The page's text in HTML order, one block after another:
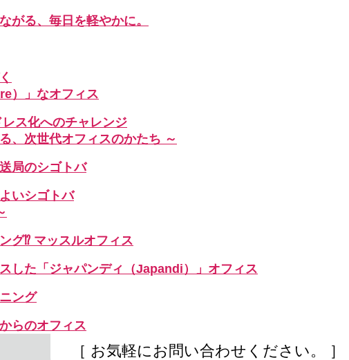
がる、毎日を軽やかに。
）」なオフィス
ス化へのチャレンジ
、次世代オフィスのかたち ～
局のシゴトバ
いシゴトバ
グ⁉ マッスルオフィス
した「ジャパンディ（Japandi）」オフィス
ング
らのオフィス
［ お気軽にお問い合わせください。 ］